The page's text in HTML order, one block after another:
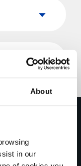
About
in our